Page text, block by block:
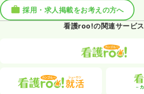
採用・求人掲載をお考えの方へ
看護roo!の関連サービス